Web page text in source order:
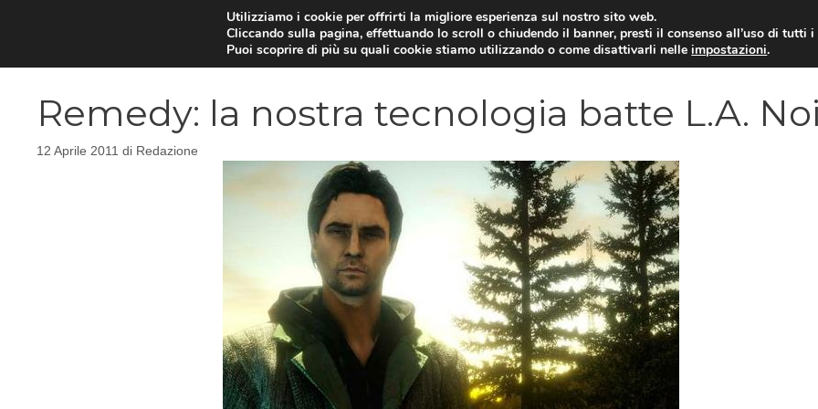
VIDEOGIOCHI NEWS
Remedy: la nostra tecnologia batte L.A.
12 Aprile 2011 di Redazione
Utilizziamo i cookie per offrirti la migliore esperienza sul nostro sito web.
Cliccando sulla pagina, effettuando lo scroll o chiudendo il banner, presti il consenso all’uso di tutti i
Puoi scoprire di più su quali cookie stiamo utilizzando o come disattivarli nelleimpostazioni.